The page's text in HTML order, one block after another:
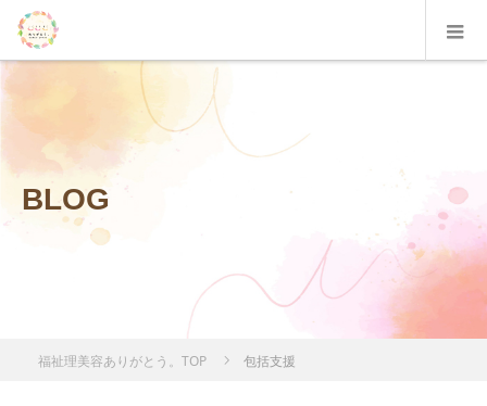
BLOG
福祉理美容ありがとう。TOP 包括支援